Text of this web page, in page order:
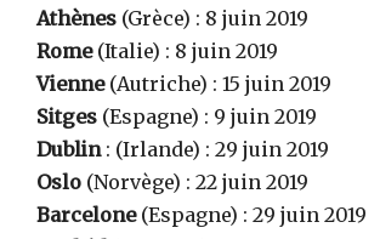
Athènes (Grèce) : 8 juin 2019
Rome(Italie) : 8 juin 2019
Vienne(Autriche) : 15 juin 2019
Sitges (Espagne) : 9 juin 2019
Dublin: (Irlande) : 29 juin 2019
Oslo (Norvège) : 22 juin 2019
Barcelone(Espagne) : 29 juin 2019